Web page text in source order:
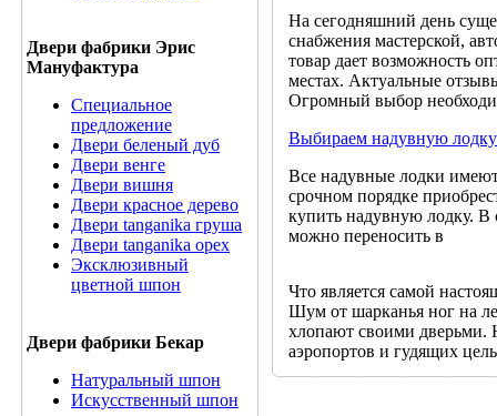
Двери фабрики Эрис
Мануфактура
Специальное
предложение
Двери беленый дуб
Двери венге
Двери вишня
Двери красное дерево
Двери tanganika груша
Двери tanganika oрех
Эксклюзивный
цветной шпон
Двери фабрики Бекар
Натуральный шпон
Искусственный шпон
На сегодняшний день
снабжения мастерской,
товар дает возможность
местах. Актуальные
Огромный выбор
Выбираем надувную лодку
Все надувные лодки
срочном порядке
купить надувную лодку. В
можно переносить в
Что является самой
Шум от шарканья ног на
хлопают своими дверьми.
аэропортов и гудящих